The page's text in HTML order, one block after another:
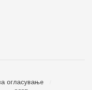
огласување